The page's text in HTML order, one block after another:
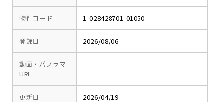
物件コード 1-028428701-01050
登録日 2026/08/06
動画・パノラマ
URL
更新日 2026/04/19